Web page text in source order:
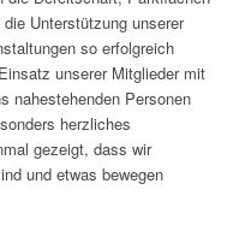
Unterstützung unserer
so erfolgreich
unserer Mitglieder mit
nahestehenden Personen
herzliches
gezeigt, dass wir
und etwas bewegen